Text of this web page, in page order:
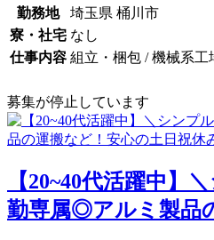
勤務地
埼玉県 桶川市
寮・社宅 なし
仕事内容 組立・梱包 / 機械系工
募集が停止しています
【20~40代活躍中】
勤専属◎アルミ製品